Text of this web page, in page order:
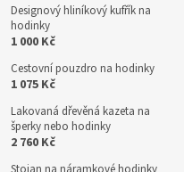
Designový hliníkový kufřík na
hodinky
1 000 Kč
Cestovní pouzdro na hodinky
1 075 Kč
Lakovaná dřevěná kazeta na
šperky nebo hodinky
2 760 Kč